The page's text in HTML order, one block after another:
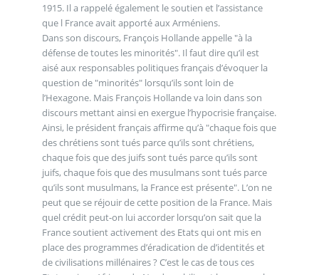
1915. Il a rappelé également le soutien et l’assistance
que l France avait apporté aux Arméniens.
Dans son discours, François Hollande appelle "à la
défense de toutes les minorités". Il faut dire qu’il est
aisé aux responsables politiques français d’évoquer la
question de "minorités" lorsqu’ils sont loin de
l’Hexagone. Mais François Hollande va loin dans son
discours mettant ainsi en exergue l’hypocrisie française.
Ainsi, le président français affirme qu’à "chaque fois que
des chrétiens sont tués parce qu’ils sont chrétiens,
chaque fois que des juifs sont tués parce qu’ils sont
juifs, chaque fois que des musulmans sont tués parce
qu’ils sont musulmans, la France est présente". L’on ne
peut que se réjouir de cette position de la France. Mais
quel crédit peut-on lui accorder lorsqu’on sait que la
France soutient activement des Etats qui ont mis en
place des programmes d’éradication de d’identités et
de civilisations millénaires ? C’est le cas de tous ces